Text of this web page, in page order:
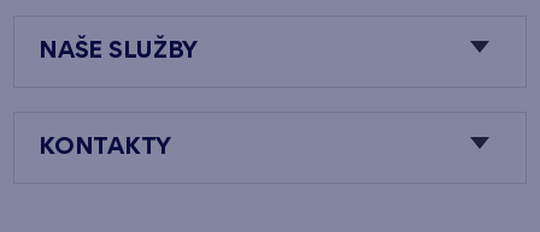
NAŠE SLUŽBY
KONTAKTY